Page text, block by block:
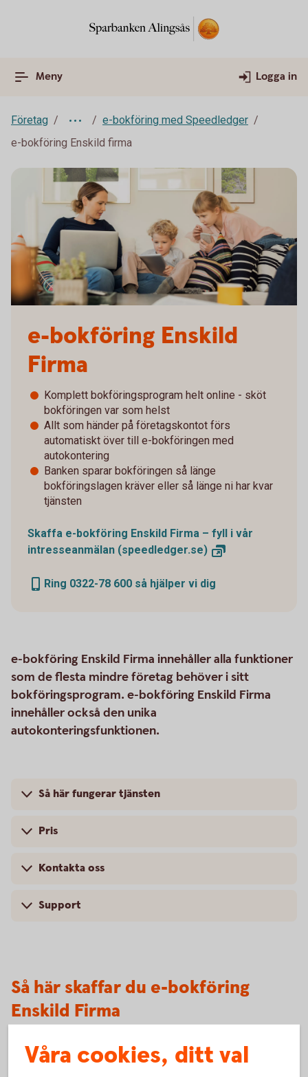
Meny Logga in
Företag
e-bokföring med Speedledger
e-bokföring Enskild firma
e-bokföring Enskild
Firma
Komplett bokföringsprogram helt online - sköt
bokföringen var som helst
Allt som händer på företagskontot förs
automatiskt över till e-bokföringen med
autokontering
Banken sparar bokföringen så länge
bokföringslagen kräver eller så länge ni har kvar
tjänsten
Skaffa e-bokföring Enskild Firma – fyll i vår
intresseanmälan (speedledger.se)
Ring 0322-78 600 så hjälper vi dig
e-bokföring Enskild Firma innehåller alla funktioner
som de flesta mindre företag behöver i sitt
bokföringsprogram. e-bokföring Enskild Firma
innehåller också den unika
autokonteringsfunktionen.
Så här fungerar tjänsten
Pris
Kontakta oss
Support
Så här skaffar du e-bokföring
Enskild Firma
Intresseanmälan
Våra cookies, ditt val